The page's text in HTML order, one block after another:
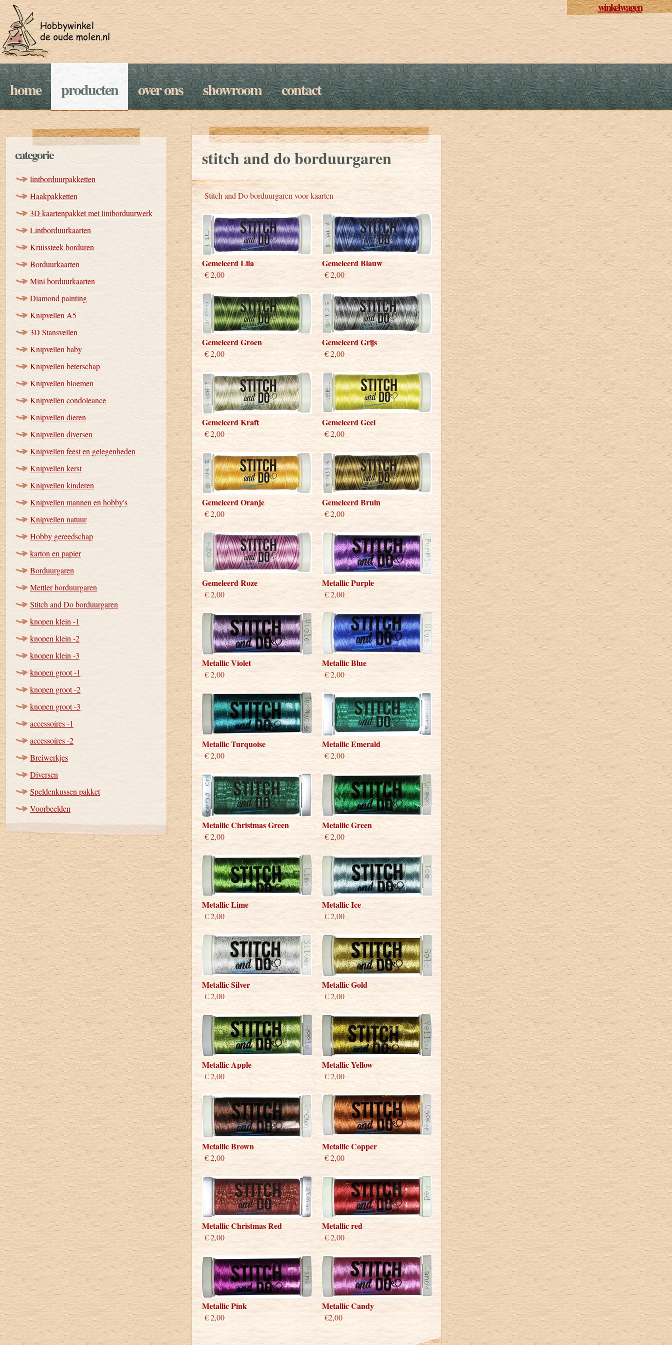
winkelwagen
home producten over ons showroom contact
categorie
lintborduurpakketten
Haakpakketten
3D kaartenpakket met lintborduurwerk
Lintborduurkaarten
Kruissteek borduren
Borduurkaarten
Mini borduurkaarten
Diamond painting
Knipvellen A5
3D Stansvellen
Knipvellen baby
Knipvellen beterschap
Knipvellen bloemen
Knipvellen condoleance
Knipvellen dieren
Knipvellen diversen
Knipvellen feest en gelegenheden
Knipvellen kerst
Knipvellen kinderen
Knipvellen mannen en hobby's
Knipvellen natuur
Hobby gereedschap
karton en papier
Borduurgaren
Mettler borduurgaren
Stitch and Do borduurgaren
knopen klein -1
knopen klein -2
knopen klein -3
knopen groot -1
knopen groot -2
knopen groot -3
accessoires -1
accessoires -2
Breiwerkjes
Diversen
Speldenkussen pakket
Voorbeelden
stitch and do borduurgaren
Stitch and Do borduurgaren voor kaarten
Gemeleerd Lila
€ 2,00
Gemeleerd Blauw
€ 2,00
Gemeleerd Groen
€ 2,00
Gemeleerd Grijs
€ 2,00
Gemeleerd Kraft
€ 2,00
Gemeleerd Geel
€ 2,00
Gemeleerd Oranje
€ 2,00
Gemeleerd Bruin
€ 2,00
Gemeleerd Roze
€ 2,00
Metallic Purple
€ 2,00
Metallic Violet
€ 2,00
Metallic Blue
€ 2,00
Metallic Turquoise
€ 2,00
Metallic Emerald
€ 2,00
Metallic Christmas Green
€ 2,00
Metallic Green
€ 2,00
Metallic Lime
€ 2,00
Metallic Ice
€ 2,00
Metallic Silver
€ 2,00
Metallic Gold
€ 2,00
Metallic Apple
€ 2,00
Metallic Yellow
€ 2,00
Metallic Brown
€ 2,00
Metallic Copper
€ 2,00
Metallic Christmas Red
€ 2,00
Metallic red
€ 2,00
Metallic Pink
€ 2,00
Metallic Candy
€2,00